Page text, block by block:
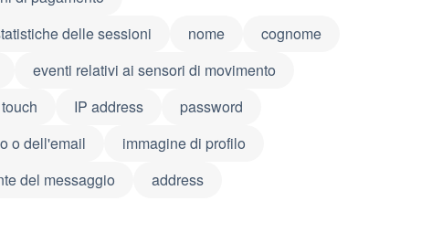
delle sessioni nome
cognome
eventi relativi ai sensori di movimento
IP address
password
o dell'email
immagine di profilo
del messaggio
address